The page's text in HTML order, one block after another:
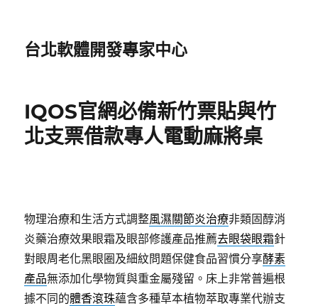
台北軟體開發專家中心
IQOS官網必備新竹票貼與竹
北支票借款專人電動麻將桌
物理治療和生活方式調整風濕關節炎治療非類固醇消
炎藥治療效果眼霜及眼部修護產品推薦去眼袋眼霜針
對眼周老化黑眼圈及細紋問題保健食品習慣分享酵素
產品無添加化學物質與重金屬殘留。床上非常普遍根
據不同的體香滾珠蘊含多種草本植物萃取專業代辦支